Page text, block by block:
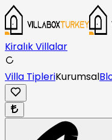
Kiralık Villalar
Villa TipleriKurumsal